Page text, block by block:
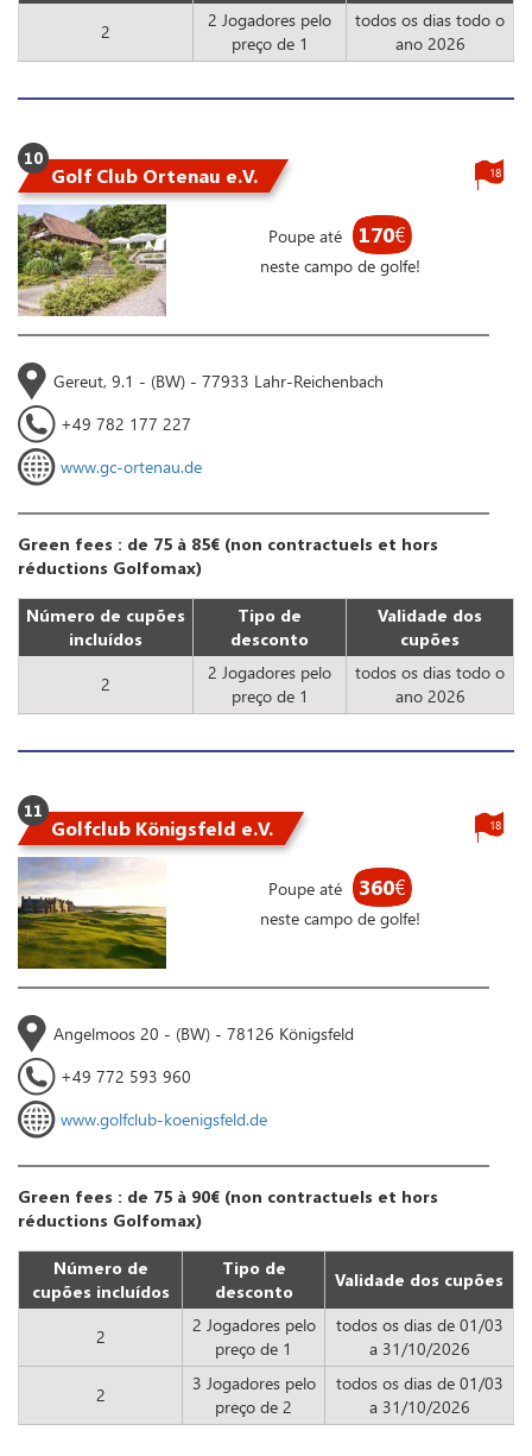
2
2 Jogadores pelo
preço de 1
todos os dias todo o
ano 2026
10
Golf Club Ortenau e.V.
Poupe até 170€
neste campo de golfe!
18
Gereut, 9.1 - (BW) - 77933 Lahr-Reichenbach
+49 782 177 227
www.gc-ortenau.de
Green fees : de 75 à 85€ (non contractuels et hors
réductions Golfomax)
Número de cupões
incluídos
Tipo de
desconto
Validade dos
cupões
2
2 Jogadores pelo
preço de 1
todos os dias todo o
ano 2026
11
Golfclub Königsfeld e.V.
Poupe até 360€
neste campo de golfe!
18
Angelmoos 20 - (BW) - 78126 Königsfeld
+49 772 593 960
www.golfclub-koenigsfeld.de
Green fees : de 75 à 90€ (non contractuels et hors
réductions Golfomax)
Número de
cupões incluídos
Tipo de
desconto
Validade dos cupões
2
2 Jogadores pelo
preço de 1
todos os dias de 01/03
a 31/10/2026
2
3 Jogadores pelo
preço de 2
todos os dias de 01/03
a 31/10/2026